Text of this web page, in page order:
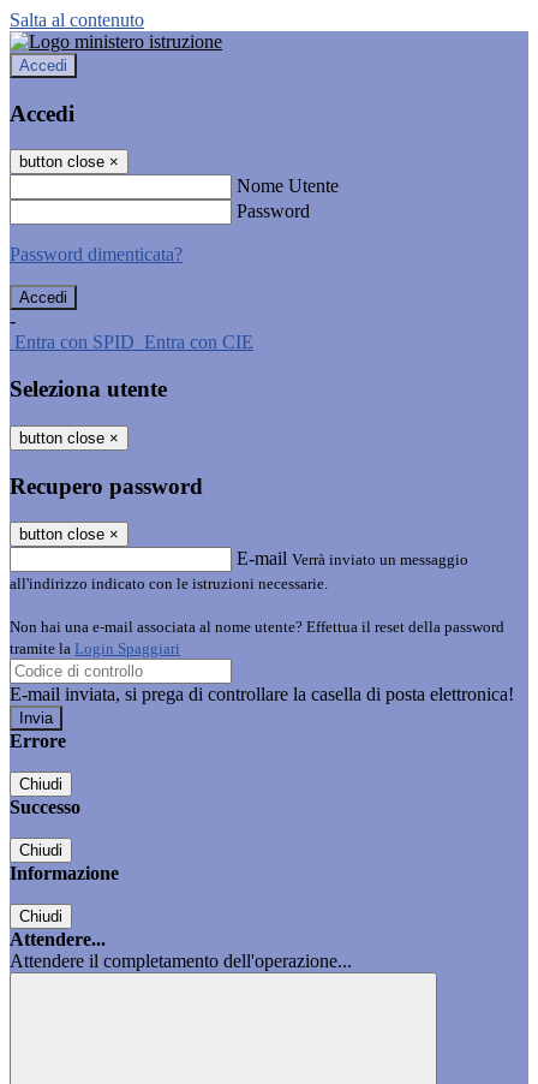
Salta al contenuto
Accedi
Accedi
button close ×
Nome Utente
Password
Password dimenticata?
-
Entra con SPID Entra con CIE
Seleziona utente
button close ×
Recupero password
button close ×
E-mail Verrà inviato un messaggio
all'indirizzo indicato con le istruzioni necessarie.
Non hai una e-mail associata al nome utente? Effettua il reset della password
tramite la Login Spaggiari
E-mail inviata, si prega di controllare la casella di posta elettronica!
Errore
Chiudi
Successo
Chiudi
Informazione
Chiudi
Attendere...
Attendere il completamento dell'operazione...